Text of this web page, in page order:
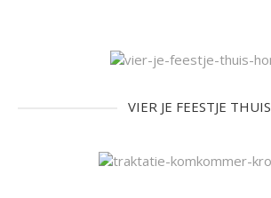
VIER JE FEESTJE THUIS